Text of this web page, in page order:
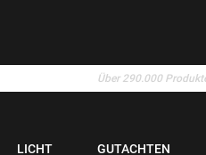
LICHT GUTACHTEN